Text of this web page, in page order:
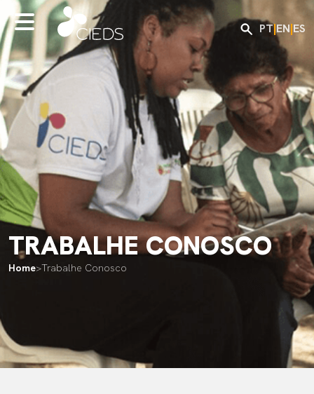
PT|EN|ES
TRABALHE CONOSCO
Home>Trabalhe Conosco